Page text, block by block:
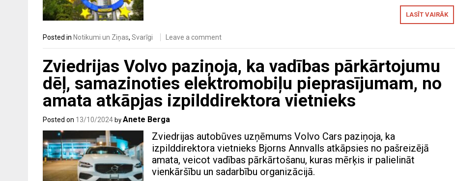
LASĪT VAIRĀK
Posted in Notikumi un Ziņas, Svarīgi Leave a comment
Zviedrijas Volvo paziņoja, ka vadības pārkārtojumu
dēļ, samazinoties elektromobiļu pieprasījumam, no
amata atkāpjas izpilddirektora vietnieks
Posted on 13/10/2024 by Anete Berga
Zviedrijas autobūves uzņēmums Volvo Cars paziņoja, ka
izpilddirektora vietnieks Bjorns Annvalls atkāpsies no pašreizējā
amata, veicot vadības pārkārtošanu, kuras mērķis ir palielināt
vienkāršību un sadarbību organizācijā.